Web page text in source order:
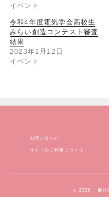
イベント
令和4年度電気学会高校生
みらい創造コンテスト審査
結果
2023年1月12日
イベント
お問い合わせ
サイトのご利用について
c 2026 一般社